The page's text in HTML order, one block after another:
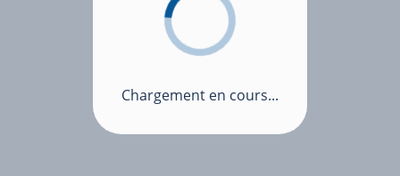
Chargement en cours...